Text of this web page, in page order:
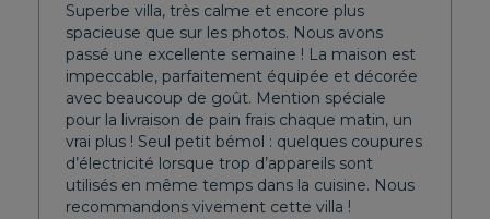
Superbe villa, très calme et encore plus
spacieuse que sur les photos. Nous avons
passé une excellente semaine ! La maison est
impeccable, parfaitement équipée et décorée
avec beaucoup de goût. Mention spéciale
pour la livraison de pain frais chaque matin, un
vrai plus ! Seul petit bémol : quelques coupures
d’électricité lorsque trop d’appareils sont
utilisés en même temps dans la cuisine. Nous
recommandons vivement cette villa !